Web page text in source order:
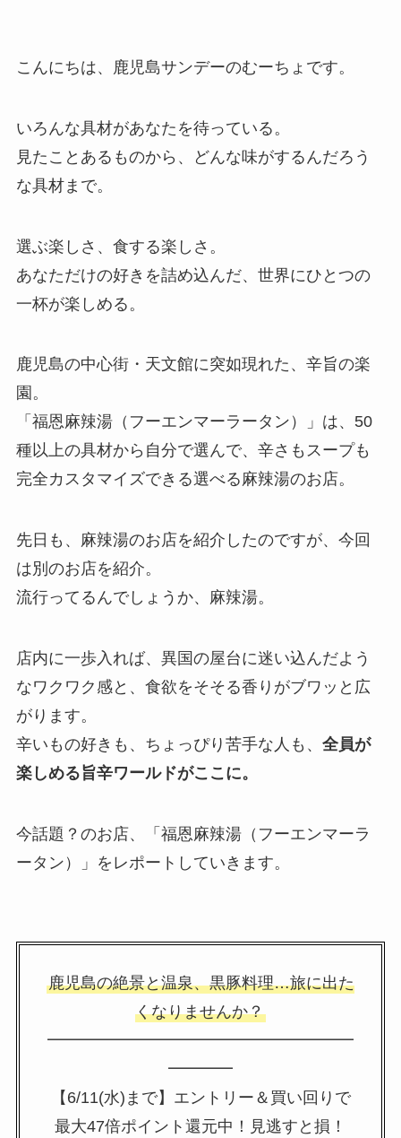
こんにちは、鹿児島サンデーのむーちょです。
いろんな具材があなたを待っている。
見たことあるものから、どんな味がするんだろう
な具材まで。
選ぶ楽しさ、食する楽しさ。
あなただけの好きを詰め込んだ、世界にひとつの
一杯が楽しめる。
鹿児島の中心街・天文館に突如現れた、辛旨の楽
園。
「福恩麻辣湯（フーエンマーラータン）」は、50
種以上の具材から自分で選んで、辛さもスープも
完全カスタマイズできる選べる麻辣湯のお店。
先日も、麻辣湯のお店を紹介したのですが、今回
は別のお店を紹介。
流行ってるんでしょうか、麻辣湯。
店内に一歩入れば、異国の屋台に迷い込んだよう
なワクワク感と、食欲をそそる香りがブワッと広
がります。
辛いもの好きも、ちょっぴり苦手な人も、 全員が
楽しめる旨辛ワールドがここに。
今話題？のお店、「福恩麻辣湯（フーエンマーラ
ータン）」をレポートしていきます。
鹿児島の絶景と温泉、黒豚料理…旅に出た
くなりませんか？
━━━━━━━━━━━━━━━━━━━
━━━━
【6/11(水)まで】エントリー＆買い回りで
最大47倍ポイント還元中！見逃すと損！